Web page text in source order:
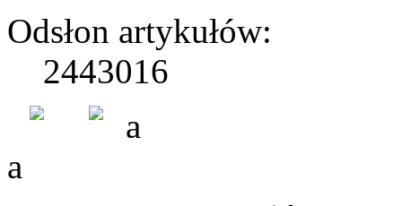
Odsłon artykułów:
2443016
a
a